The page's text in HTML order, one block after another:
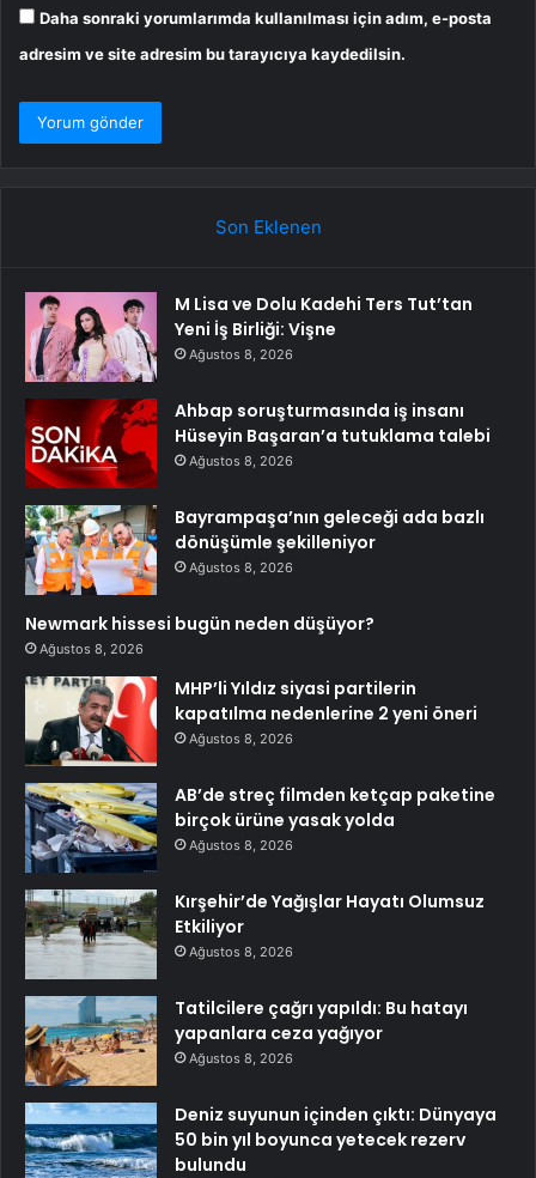
Daha sonraki yorumlarımda kullanılması için adım, e-posta
adresim ve site adresim bu tarayıcıya kaydedilsin.
Son Eklenen
M Lisa ve Dolu Kadehi Ters Tut’tan
Yeni İş Birliği: Vişne
Ağustos 8, 2026
Ahbap soruşturmasında iş insanı
Hüseyin Başaran’a tutuklama talebi
Ağustos 8, 2026
Bayrampaşa’nın geleceği ada bazlı
dönüşümle şekilleniyor
Ağustos 8, 2026
Newmark hissesi bugün neden düşüyor?
Ağustos 8, 2026
MHP’li Yıldız siyasi partilerin
kapatılma nedenlerine 2 yeni öneri
Ağustos 8, 2026
AB’de streç filmden ketçap paketine
birçok ürüne yasak yolda
Ağustos 8, 2026
Kırşehir’de Yağışlar Hayatı Olumsuz
Etkiliyor
Ağustos 8, 2026
Tatilcilere çağrı yapıldı: Bu hatayı
yapanlara ceza yağıyor
Ağustos 8, 2026
Deniz suyunun içinden çıktı: Dünyaya
50 bin yıl boyunca yetecek rezerv
bulundu